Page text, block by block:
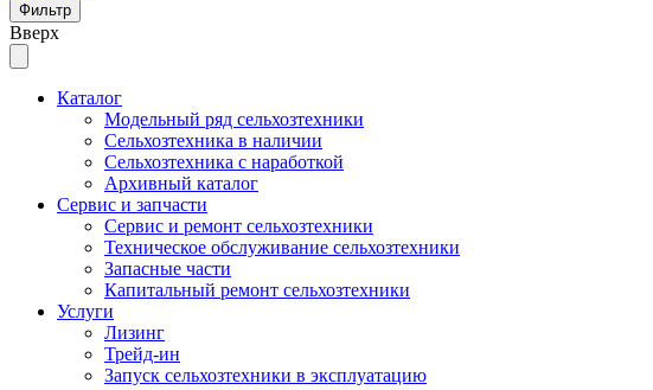
Фильтр
Вверх
Каталог
Модельный ряд сельхозтехники
Сельхозтехника в наличии
Сельхозтехника с наработкой
Архивный каталог
Сервис и запчасти
Сервис и ремонт сельхозтехники
Техническое обслуживание сельхозтехники
Запасные части
Капитальный ремонт сельхозтехники
Услуги
Лизинг
Трейд-ин
Запуск сельхозтехники в эксплуатацию